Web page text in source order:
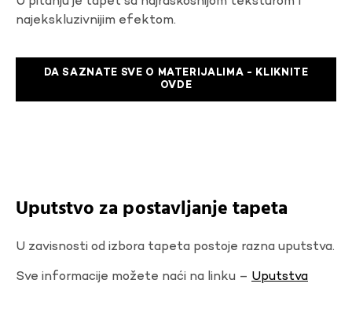
najekskluzivnijim efektom.
DA SAZNATE SVE O MATERIJALIMA - KLIKNITE
OVDE
Uputstvo za postavljanje tapeta
U zavisnosti od izbora tapeta postoje razna uputstva.
Sve informacije možete naći na linku – Uputstva